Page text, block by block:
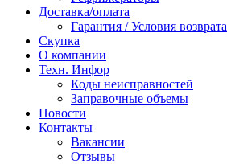
Доставка/оплата
Гарантия / Условия возврата
Скупка
О компании
Техн. Инфор
Коды неисправностей
Заправочные объемы
Новости
Контакты
Вакансии
Отзывы